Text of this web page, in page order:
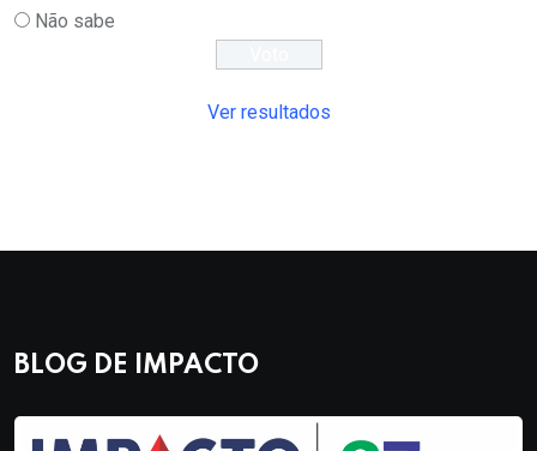
Não sabe
Ver resultados
BLOG DE IMPACTO